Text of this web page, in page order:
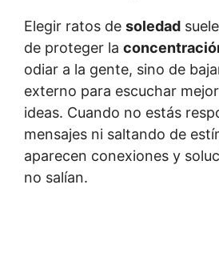
Elegir ratos de soledad
de proteger la
odiar a la gente, sino de
externo para escuchar
ideas. Cuando no estás
mensajes ni saltando de
aparecen conexiones y
no salían.